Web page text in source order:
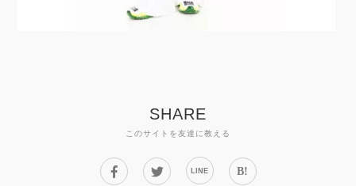
SHARE
このサイトを友達に教える
LINE B!